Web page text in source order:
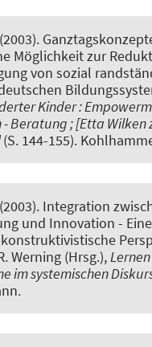
(2003).
Möglichkeit zur
von sozial
Kinder :
Beratung ; [Etta Wilken
(S. 144-155).
(2003). Integration
und Innovation - Eine
Werning (Hrsg.),
im systemischen